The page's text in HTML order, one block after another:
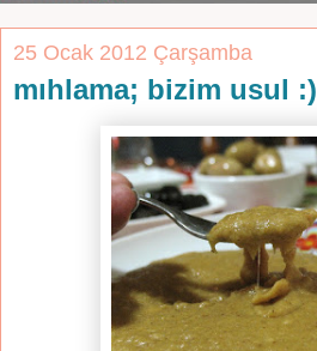
25 Ocak 2012 Çarşamba
mıhlama; bizim usul :)